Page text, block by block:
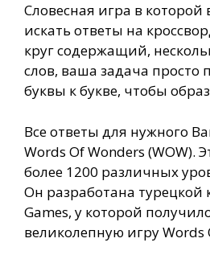
Словесная игра в которой
искать ответы на
круг содержащий,
слов, ваша задача просто
буквы к букве, чтобы
Все ответы для нужного
Words Of Wonders (WOW).
более 1200 различных
Он разработана турецкой
Games, у которой
великолепную игру Words